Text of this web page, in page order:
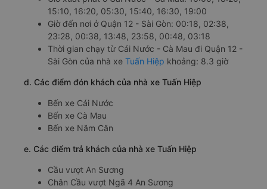
15:10, 16:20, 05:30, 15:40, 16:30, 19:00
Giờ đến nơi ở Quận 12 - Sài Gòn: 00:18, 02:38,
23:28, 00:38, 13:48, 23:58, 00:48, 03:18
Thời gian chạy từ Cái Nước - Cà Mau đi Quận 12 -
Sài Gòn của nhà xe Tuấn Hiệp khoảng: 8.3 giờ
d. Các điểm đón khách của nhà xe Tuấn Hiệp
Bến xe Cái Nước
Bến xe Cà Mau
Bến xe Năm Căn
e. Các điểm trả khách của nhà xe Tuấn Hiệp
Cầu vượt An Sương
Chân Cầu vượt Ngã 4 An Sương